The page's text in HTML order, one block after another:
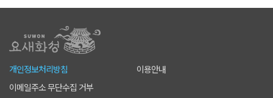
개인정보처리방침
이용안내
이메일주소 무단수집 거부